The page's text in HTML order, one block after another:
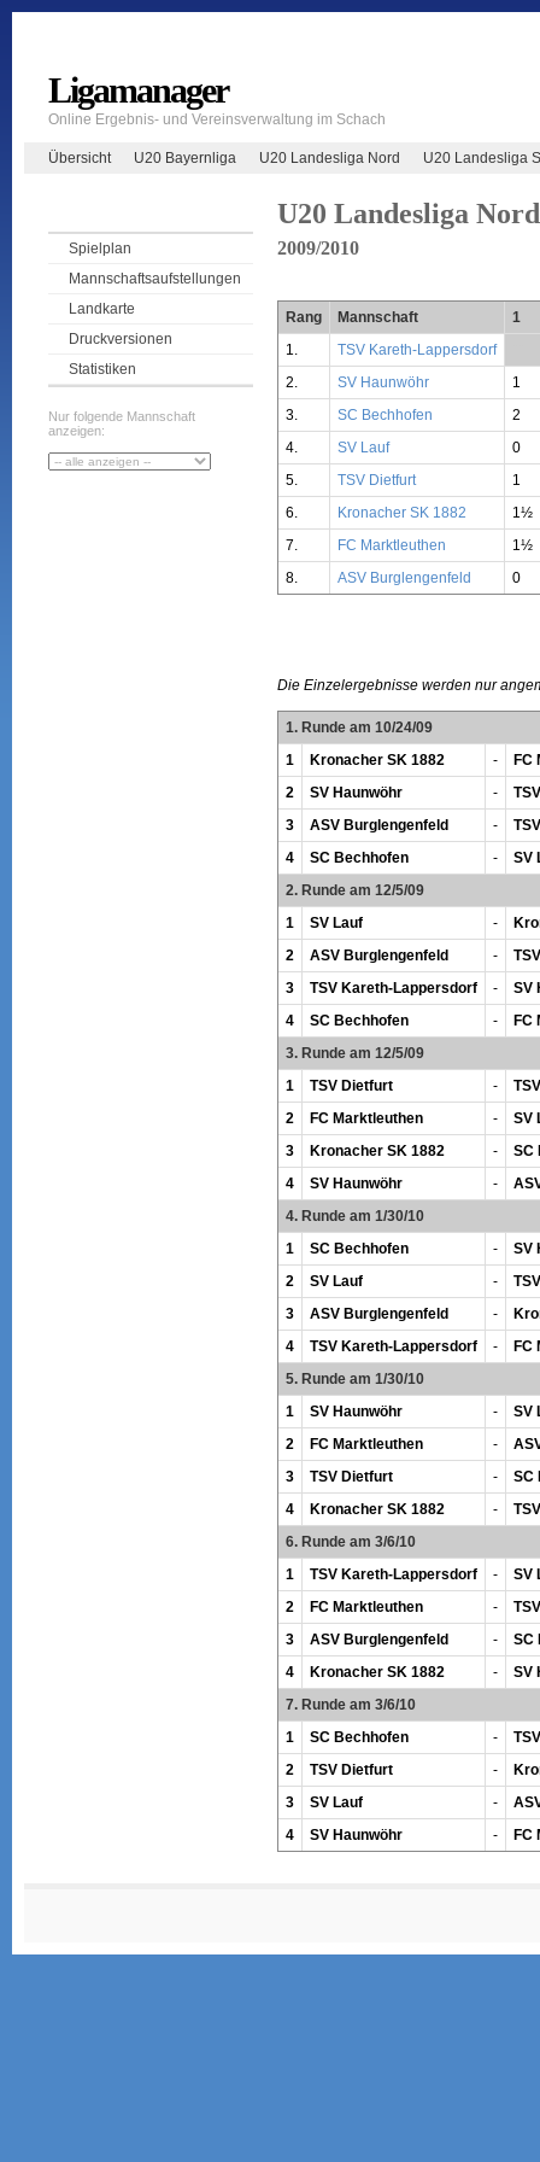
Ligamanager
Online Ergebnis- und Vereinsverwaltung im Schach
Übersicht U20 Bayernliga U20 Landesliga Nord U20 Landesliga
Spielplan
Mannschaftsaufstellungen
Landkarte
Druckversionen
Statistiken
Nur folgende Mannschaft
anzeigen:
U20 Landesliga Nord
2009/2010
Rang Mannschaft
1
1.
TSV Kareth-Lappersdorf
2.
SV Haunwöhr
1
3.
SC Bechhofen
2
4.
SV Lauf
0
5.
TSV Dietfurt
1
6.
Kronacher SK 1882
1½
7.
FC Marktleuthen
1½
8.
ASV Burglengenfeld 0
Die Einzelergebnisse werden nur
1. Runde am 10/24/09
1
Kronacher SK 1882 -
FC
2
SV Haunwöhr -
3
ASV Burglengenfeld -
4
SC Bechhofen -
SV
2. Runde am 12/5/09
1
SV Lauf -
2
ASV Burglengenfeld -
3
TSV Kareth-Lappersdorf -
SV
4
SC Bechhofen -
FC
3. Runde am 12/5/09
1
TSV Dietfurt -
2
FC Marktleuthen -
SV
3
Kronacher SK 1882 -
SC
4
SV Haunwöhr -
4. Runde am 1/30/10
1
SC Bechhofen -
SV
2
SV Lauf -
3
ASV Burglengenfeld -
4
TSV Kareth-Lappersdorf -
FC
5. Runde am 1/30/10
1
SV Haunwöhr -
SV
2
FC Marktleuthen -
3
TSV Dietfurt -
SC
4
Kronacher SK 1882 -
6. Runde am 3/6/10
1
TSV Kareth-Lappersdorf -
SV
2
FC Marktleuthen -
3
ASV Burglengenfeld -
SC
4
Kronacher SK 1882 -
SV
7. Runde am 3/6/10
1
SC Bechhofen -
2
TSV Dietfurt -
3
SV Lauf -
4
SV Haunwöhr - FC